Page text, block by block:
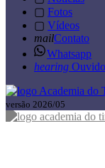
▢ Fotos
▢ Vídeos
mailContato
Whatsapp
hearing
versão 2026/05